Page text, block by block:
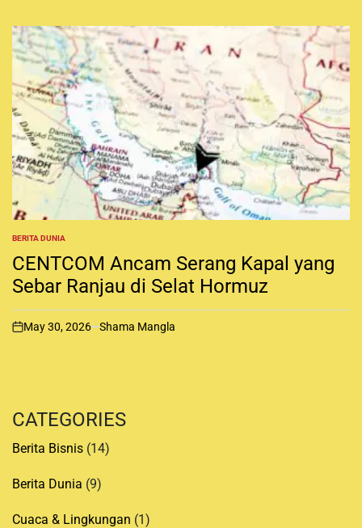
P
O
S
T
E
N
BERITA DUNIA
CENTCOM Ancam Serang Kapal yang
Sebar Ranjau di Selat Hormuz
o
May 30, 2026 Shama Mangla
CATEGORIES
Berita Bisnis (14)
Berita Dunia (9)
Cuaca & Lingkungan (1)